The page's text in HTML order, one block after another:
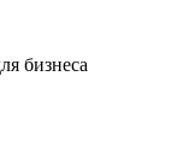
бизнеса